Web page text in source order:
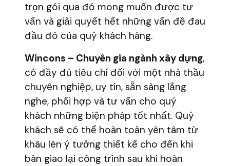
trọn gói qua đó mong muốn được tư
vấn và giải quyết hết những vấn đề đau
đầu đó của quý khách hàng.
Wincons – Chuyên gia ngành xây dựng,
có đầy đủ tiêu chí đối với một nhà thầu
chuyên nghiệp, uy tín, sẵn sàng lắng
nghe, phối hợp và tư vấn cho quý
khách những biện pháp tốt nhất. Quý
khách sẽ có thể hoàn toàn yên tâm từ
khâu lên ý tưởng thiết kế cho đến khi
bàn giao lại công trình sau khi hoàn